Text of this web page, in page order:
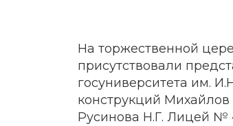
На торжественной
присутствовали
госуниверситета им.
конструкций
Русинова Н.Г. Лицей №